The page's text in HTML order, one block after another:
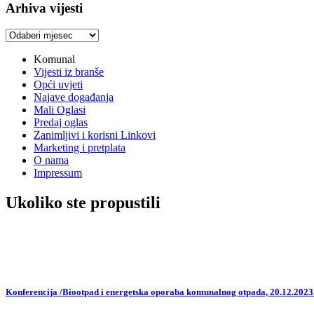
Arhiva vijesti
Arhiva
Komunal
Vijesti iz branše
Opći uvjeti
Najave događanja
Mali Oglasi
Predaj oglas
Zanimljivi i korisni Linkovi
Marketing i pretplata
O nama
Impressum
Ukoliko ste propustili
Konferencija /Biootpad i energetska oporaba komunalnog otpada,